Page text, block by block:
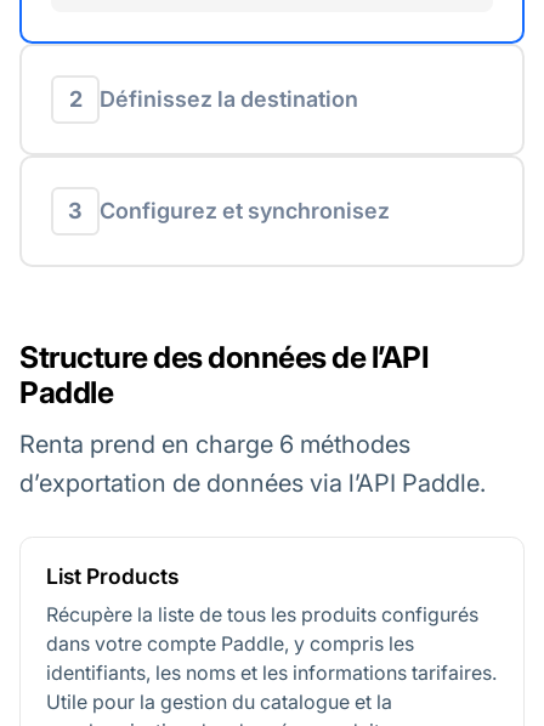
2 Définissez la destination
3 Configurez et synchronisez
Structure des données de l’API
Paddle
Renta prend en charge 6 méthodes
d’exportation de données via l’API Paddle.
List Products
Récupère la liste de tous les produits configurés
dans votre compte Paddle, y compris les
identifiants, les noms et les informations tarifaires.
Utile pour la gestion du catalogue et la